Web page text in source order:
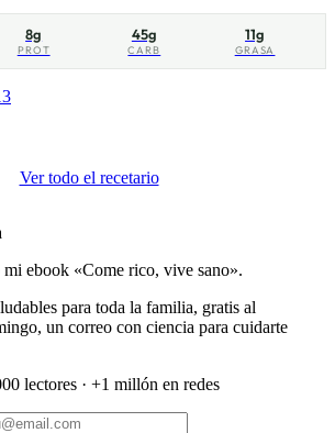
8g
PROT
45g
CARB
11g
GRASA
Ver todo el recetario
mi ebook «Come rico, vive sano».
para toda la familia, gratis al
un correo con ciencia para cuidarte
lectores · +1 millón en redes